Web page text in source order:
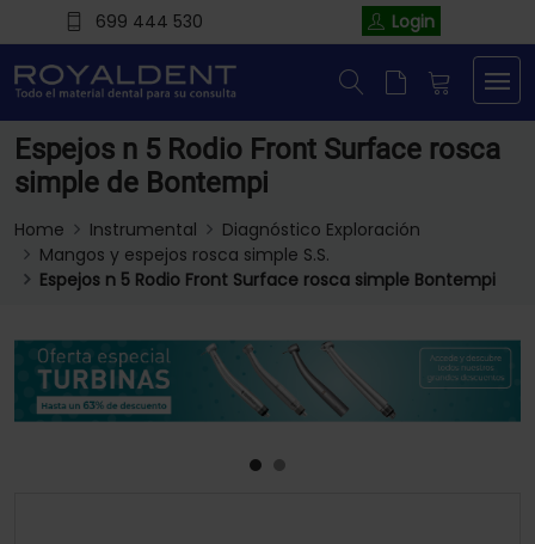
699 444 530 Login
Espejos n 5 Rodio Front Surface rosca
simple de Bontempi
Home Instrumental
Diagnóstico Exploración
Mangos y espejos rosca simple S.S.
Espejos n 5 Rodio Front Surface rosca simple Bontempi